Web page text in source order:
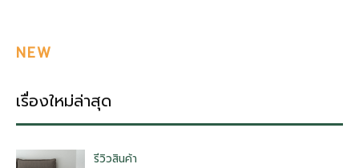
NEW
เรื่องใหม่ล่าสุด
รีวิวสินค้า